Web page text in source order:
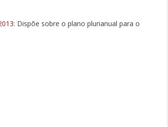
: Dispõe sobre o plano plurianual para o